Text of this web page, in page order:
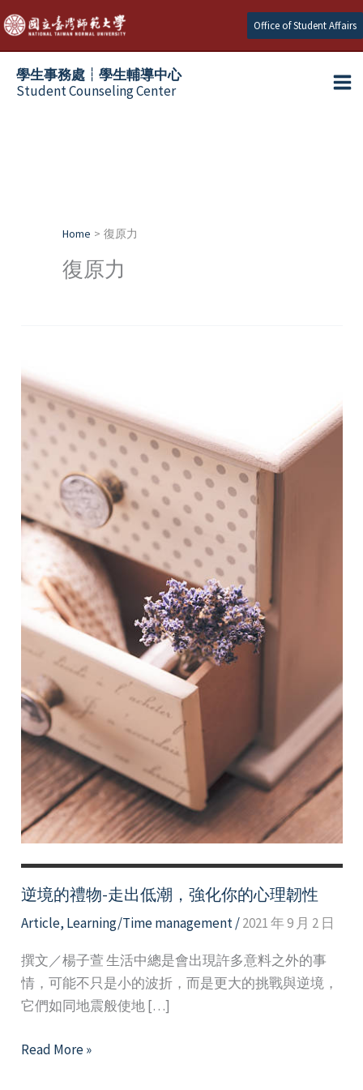
Skip
to
content
Office of Student Affairs
學生事務處┆學生輔導中心
Student Counseling Center
Home 復原力
復原力
逆境的禮物-走出低潮，強化你的心理韌性
Article, Learning/Time management/2021 年 9 月 2 日
撰文／楊子萱 生活中總是會出現許多意料之外的事
情，可能不只是小的波折，而是更大的挑戰與逆境，
它們如同地震般使地 […]
逆
Read More »